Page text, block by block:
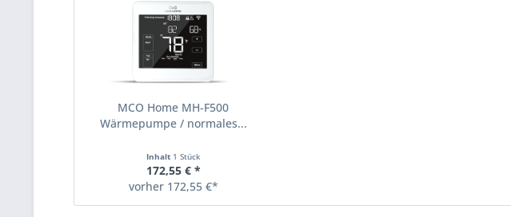
MCO Home MH-F500
Wärmepumpe / normales...
Inhalt 1 Stück
172,55 € *
vorher 172,55 €*